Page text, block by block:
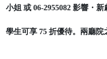
小姐 或 06-2955082 影響・新
學生可享 75 折優待。兩廳